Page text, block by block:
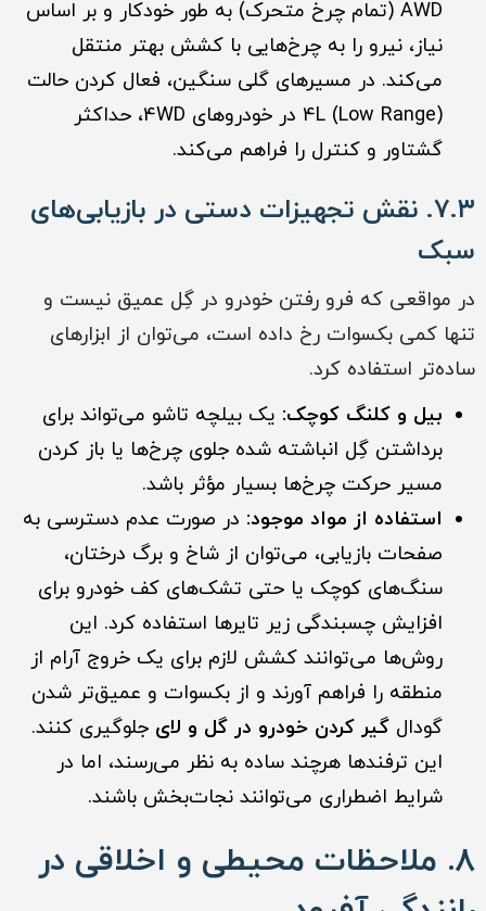
AWD (تمام چرخ متحرک) به طور خودکار و بر اساس
نیاز، نیرو را به چرخ‌هایی با کشش بهتر منتقل
می‌کند. در مسیرهای گلی سنگین، فعال کردن حالت
4L (Low Range) در خودروهای 4WD، حداکثر
گشتاور و کنترل را فراهم می‌کند.
۷.۳. نقش تجهیزات دستی در بازیابی‌های
سبک
در مواقعی که فرو رفتن خودرو در گِل عمیق نیست و
تنها کمی بکسوات رخ داده است، می‌توان از ابزارهای
ساده‌تر استفاده کرد.
بیل و کلنگ کوچک: یک بیلچه تاشو می‌تواند برای
برداشتن گِل انباشته شده جلوی چرخ‌ها یا باز کردن
مسیر حرکت چرخ‌ها بسیار مؤثر باشد.
استفاده از مواد موجود: در صورت عدم دسترسی به
صفحات بازیابی، می‌توان از شاخ و برگ درختان،
سنگ‌های کوچک یا حتی تشک‌های کف خودرو برای
افزایش چسبندگی زیر تایرها استفاده کرد. این
روش‌ها می‌توانند کشش لازم برای یک خروج آرام از
منطقه را فراهم آورند و از بکسوات و عمیق‌تر شدن
گودال گیر کردن خودرو در گل و لای جلوگیری کنند.
این ترفندها هرچند ساده به نظر می‌رسند، اما در
شرایط اضطراری می‌توانند نجات‌بخش باشند.
۸. ملاحظات محیطی و اخلاقی در